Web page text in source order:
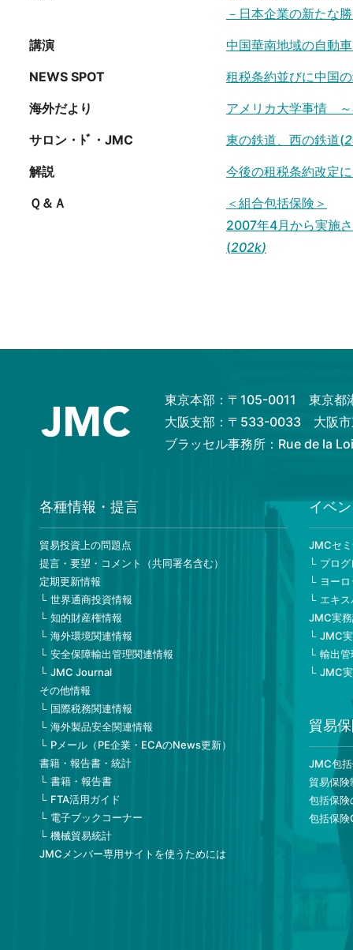
－日本企業の新たな
講演
中国華南地域の自動
NEWS SPOT
租税条約並びに中国
海外だより
アメリカ大学事情 ～
サロン・ﾄﾞ・JMC
東の鉄道、西の鉄道(
解説
今後の租税条約改定
Ｑ＆Ａ
＜組合包括保険＞
2007年4月から実施
(202k)
東京本部：〒105-0011 東京都
大阪支部：〒533-0033 大阪市
ブラッセル事務所：Rue de la
各種情報・提言
貿易投資上の問題点
提言・要望・コメント（共同署名含む）
定期更新情報
世界通商投資情報
知的財産権情報
海外環境関連情報
安全保障輸出管理関連情報
JMC Journal
その他情報
国際税務関連情報
海外製品安全関連情報
Pメール（PE企業・ECAのNews更新）
書籍・報告書・統計
書籍・報告書
FTA活用ガイド
電子ブックコーナー
機械貿易統計
JMCメンバー専用サイトを使うためには
イベ
JMCセ
プロ
ヨー
エキ
JMC実
JMC
輸出
JMC
貿易
JMC包
貿易保険
包括保険
包括保険